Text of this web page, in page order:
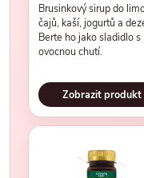
Brusinkový sirup do
čajů, kaší, jogurtů a
Berte ho jako sladidlo s
ovocnou chutí.
Zobrazit produkt